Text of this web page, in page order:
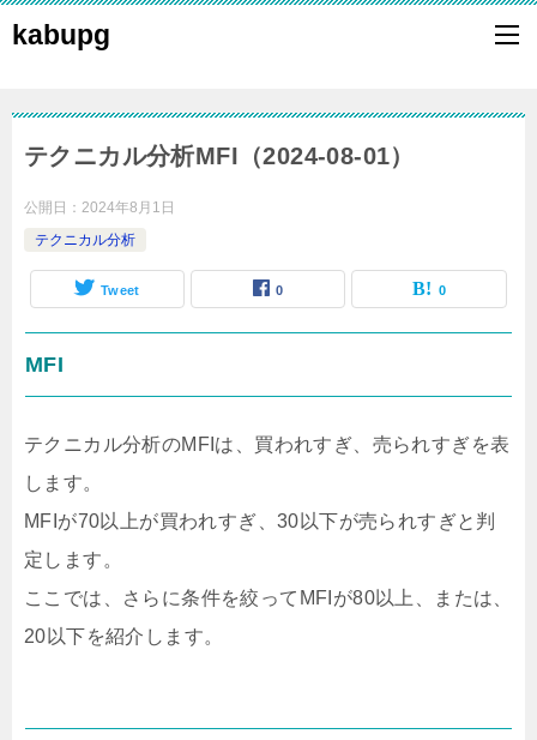
kabupg
テクニカル分析MFI（2024-08-01）
公開日： 2024年8月1日
テクニカル分析
Tweet 0 0
MFI
テクニカル分析のMFIは、買われすぎ、売られすぎを表
します。
MFIが70以上が買われすぎ、30以下が売られすぎと判
定します。
ここでは、さらに条件を絞ってMFIが80以上、または、
20以下を紹介します。